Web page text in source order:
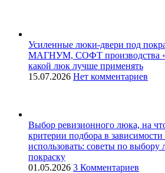
Усиленные люки-двери под
МАГНУМ, СОФТ производства
какой люк лучше применять
15.07.2026 Нет комментариев
Выбор ревизионного люка, на
критерии подбора в зависимости
использовать: советы по
покраску
01.05.2026 3 Комментариев